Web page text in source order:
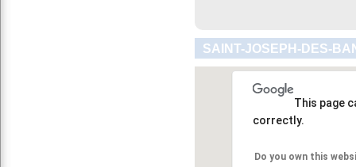
SAINT-JOSEPH-DES-
This page
correctly.
Do you own this